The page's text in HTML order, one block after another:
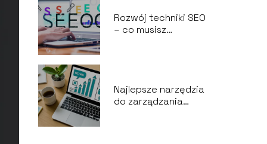
Rozwój techniki SEO
– co musisz
Najlepsze narzędzia
do zarządzania